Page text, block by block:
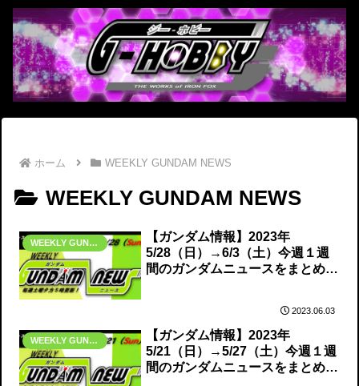
ホーム WEEKLY GUNDAM NEWS
WEEKLY GUNDAM NEWS
WEEKLY GUNDAM NEWS
【ガンダム情報】2023年
5/28（日）→6/3（土）今週１週
間のガンダムニュースをまとめて
2023.06.03
WEEKLY GUNDAM NEWS
【ガンダム情報】2023年
5/21（日）→5/27（土）今週１週
間のガンダムニュースをまとめて